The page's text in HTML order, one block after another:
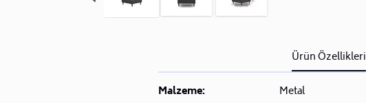
Ürün Özellikleri
Malzeme:
Metal